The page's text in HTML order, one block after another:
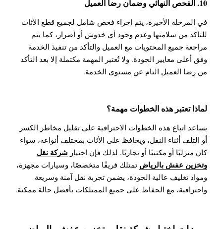
10. الفحص النهائي وضمان رضا العميل
في المرحلة الأخيرة، يتم إجراء فحص شامل لجميع قطع الأثاث
للتأكد من سلامتها وعدم وجود أي خدوش أو أضرار، كما يتم
مراجعة جميع المحتويات مع العميل والتأكد من تنفيذ الخدمة
وفق أعلى معايير الجودة. ولا تُعتبر المهمة مكتملة إلا بعد التأكد
من رضا العميل التام عن مستوى الخدمة.
لماذا تعتبر هذه الخطوات مهمة؟
يساعد اتباع هذه الخطوات الاحترافية على تقليل مخاطر الكسر
أو التلف أثناء النقل، ويحافظ على الأثاث بمختلف أنواعه، سواء
كان منزليًا أو مكتبيًا أو تجاريًا. لذلك فإن اختيار شركة نقل
وتخزين عفش بالرياض تمتلك فريقًا متخصصًا، وسيارات مجهزة،
ومواد تغليف عالية الجودة، يضمن تجربة نقل آمنة وسريعة
واحترافية، مع الحفاظ على جميع الممتلكات بأفضل حالة ممكنة.